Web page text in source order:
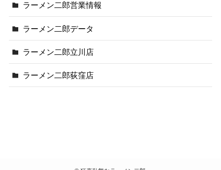
ラーメン二郎営業情報
ラーメン二郎データ
ラーメン二郎立川店
ラーメン二郎荻窪店